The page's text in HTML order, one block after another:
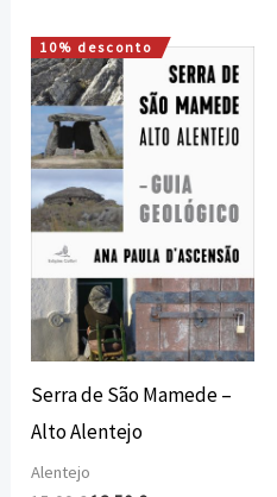
10% desconto
Serra de São Mamede –
Alto Alentejo
Alentejo
O
preço
original
era:
15,00 €.
O
preço
atual
é:
13,50 €.